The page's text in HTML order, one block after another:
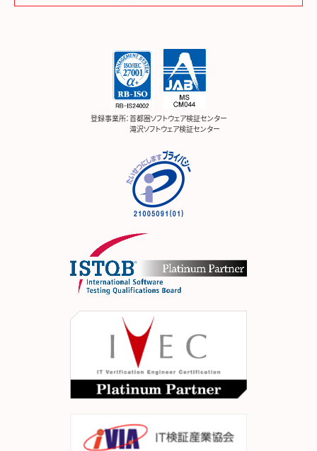
登録事業所：首都圏ソフトウェア検証センター
滝沢ソフトウェア検証センター